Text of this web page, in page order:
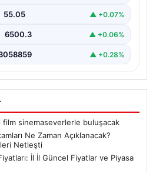
55.05 ▲ +0.07%
6500.3 ▲ +0.06%
▲ +0.28%
film sinemaseverlerle buluşacak
Ne Zaman Açıklanacak?
Netleşti
İl İl Güncel Fiyatlar ve Piyasa